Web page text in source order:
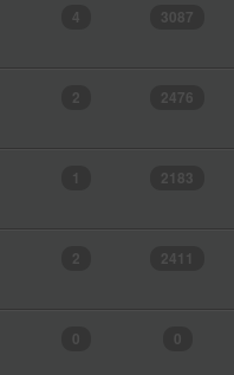
4 3087
2 2476
1 2183
2 2411
0 0